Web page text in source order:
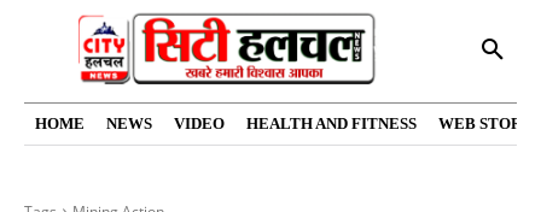
HOME NEWS VIDEO HEALTH AND FITNESS WEB